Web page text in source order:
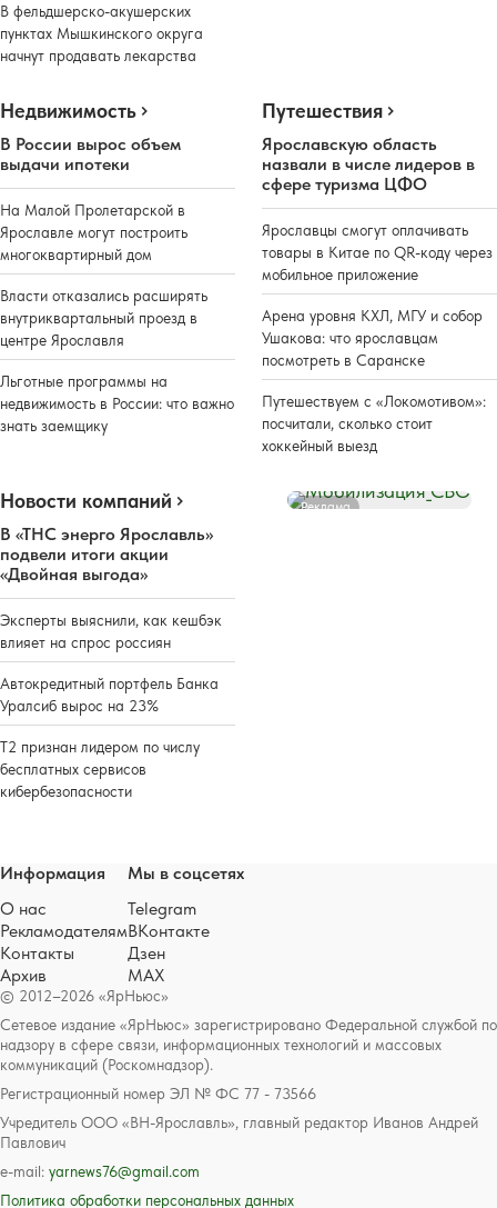
В фельдшерско-акушерских
пунктах Мышкинского округа
начнут продавать лекарства
Недвижимость
В России вырос объем
выдачи ипотеки
На Малой Пролетарской в
Ярославле могут построить
многоквартирный дом
Власти отказались расширять
внутриквартальный проезд в
центре Ярославля
Льготные программы на
недвижимость в России: что важно
знать заемщику
Путешествия
Ярославскую область
назвали в числе лидеров в
сфере туризма ЦФО
Ярославцы смогут оплачивать
товары в Китае по QR-коду через
мобильное приложение
Арена уровня КХЛ, МГУ и собор
Ушакова: что ярославцам
посмотреть в Саранске
Путешествуем с «Локомотивом»:
посчитали, сколько стоит
хоккейный выезд
Новости компаний
В «ТНС энерго Ярославль»
подвели итоги акции
«Двойная выгода»
Эксперты выяснили, как кешбэк
влияет на спрос россиян
Автокредитный портфель Банка
Уралсиб вырос на 23%
Т2 признан лидером по числу
бесплатных сервисов
кибербезопасности
Реклама
© 2012–2026 «ЯрНьюс»
Сетевое издание «ЯрНьюс» зарегистрировано Федеральной службой по
надзору в сфере связи, информационных технологий и массовых
коммуникаций (Роскомнадзор).
Регистрационный номер ЭЛ № ФС 77 - 73566
Учредитель ООО «ВН-Ярославль», главный редактор Иванов Андрей
Павлович
e-mail: yarnews76@gmail.com
Политика обработки персональных данных
Информация
О нас
Рекламодателям
Контакты
Архив
Мы в соцсетях
Telegram
ВКонтакте
Дзен
MAX